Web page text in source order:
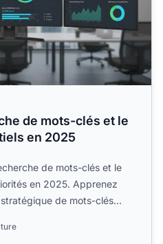
de mots-clés et le
en 2025
de mots-clés et le
en 2025. Apprenez
de mots-clés